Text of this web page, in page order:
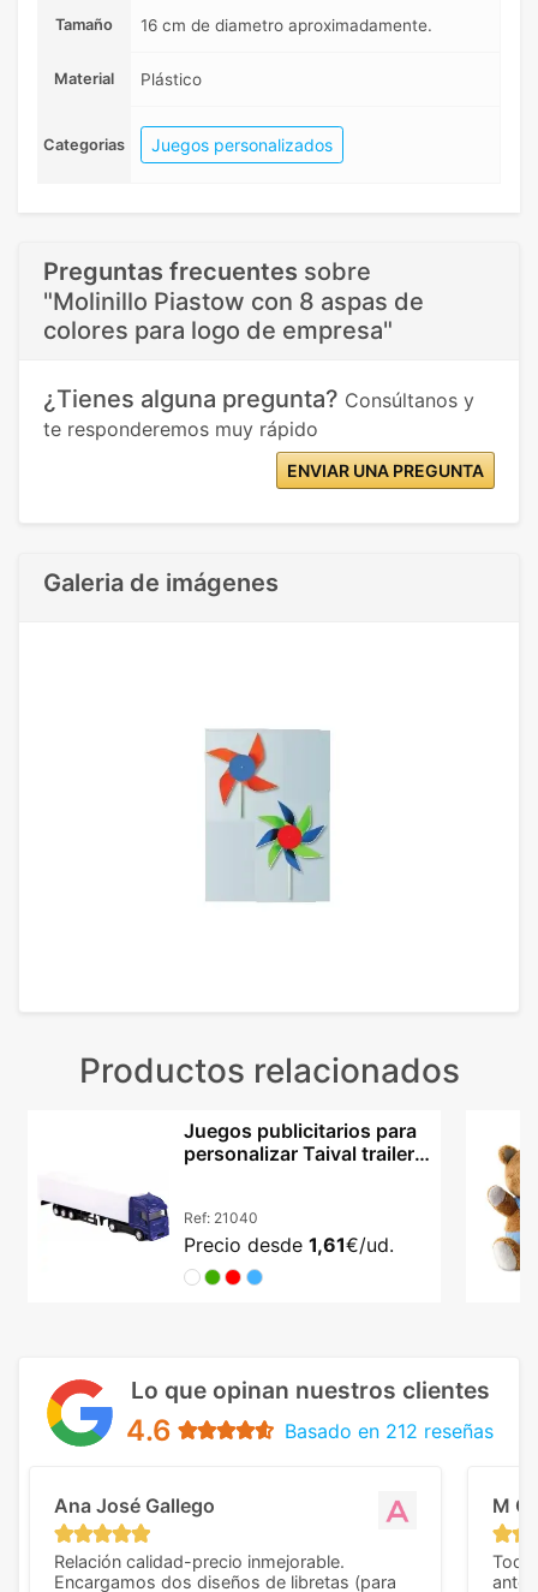
Tamaño 16 cm de diametro aproximadamente.
Material Plástico
Categorias Juegos personalizados
Preguntas frecuentes sobre
"Molinillo Piastow con 8 aspas de
colores para logo de empresa"
¿Tienes alguna pregunta? Consúltanos y
te responderemos muy rápido
ENVIAR UNA PREGUNTA
Galeria de imágenes
Productos relacionados
Juegos publicitarios para
personalizar Taival trailer
Ref: 21040
Precio desde 1,61€/ud.
Lo que opinan nuestros clientes
4.6 Basado en 212 reseñas
Ana José Gallego
Relación calidad-precio inmejorable.
Encargamos dos diseños de libretas (para
M C
Todo